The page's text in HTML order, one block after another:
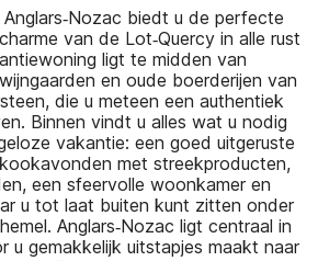
biedt u de perfecte
van de Lot‑Quercy in alle rust
ligt te midden van
en oude boerderijen van
die u meteen een authentiek
Binnen vindt u alles wat u nodig
vakantie: een goed uitgeruste
met streekproducten,
een sfeervolle woonkamer en
u tot laat buiten kunt zitten onder
Anglars‑Nozac ligt centraal in
u gemakkelijk uitstapjes maakt naar